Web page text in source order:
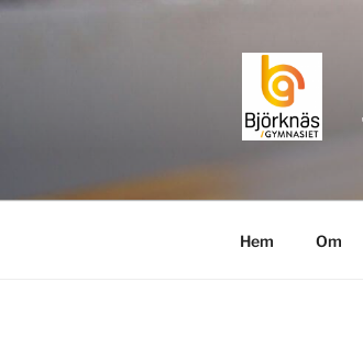
Hoppa
Hem Om